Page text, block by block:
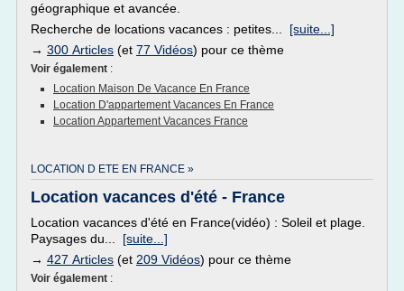
géographique et avancée.
Recherche de locations vacances : petites... [suite...]
→ 300 Articles (et 77 Vidéos) pour ce thème
Voir également :
Location Maison De Vacance En France
Location D'appartement Vacances En France
Location Appartement Vacances France
LOCATION D ETE EN FRANCE »
Location vacances d'été - France
Location vacances d'été en France(vidéo) : Soleil et plage.
Paysages du... [suite...]
→ 427 Articles (et 209 Vidéos) pour ce thème
Voir également :